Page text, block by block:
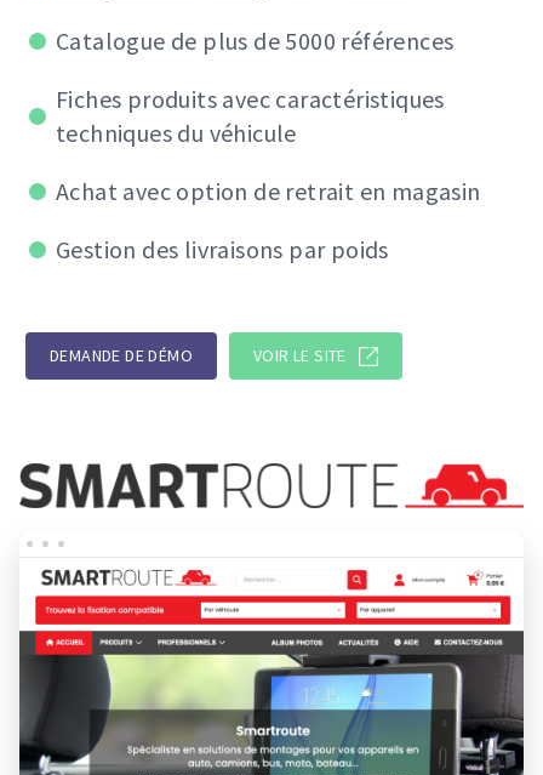
Catalogue de plus de 5000 références
Fiches produits avec caractéristiques
techniques du véhicule
Achat avec option de retrait en magasin
Gestion des livraisons par poids
DEMANDE DE DÉMO VOIR LE SITE